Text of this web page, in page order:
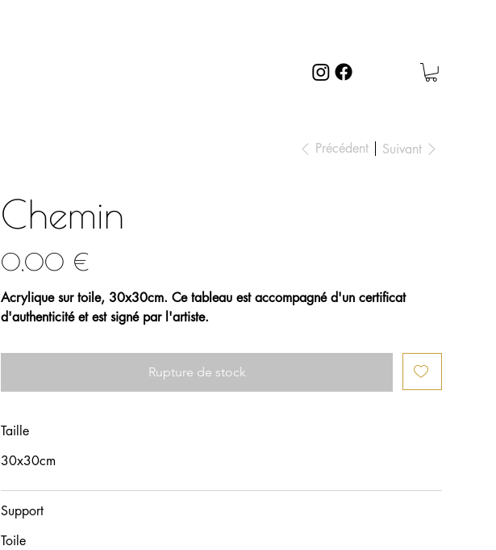
Précédent Suivant
Chemin
0,00 €
Acrylique sur toile, 30x30cm. Ce tableau est accompagné d'un certificat
d'authenticité et est signé par l'artiste.
Rupture de stock
Taille
30x30cm
Support
Toile